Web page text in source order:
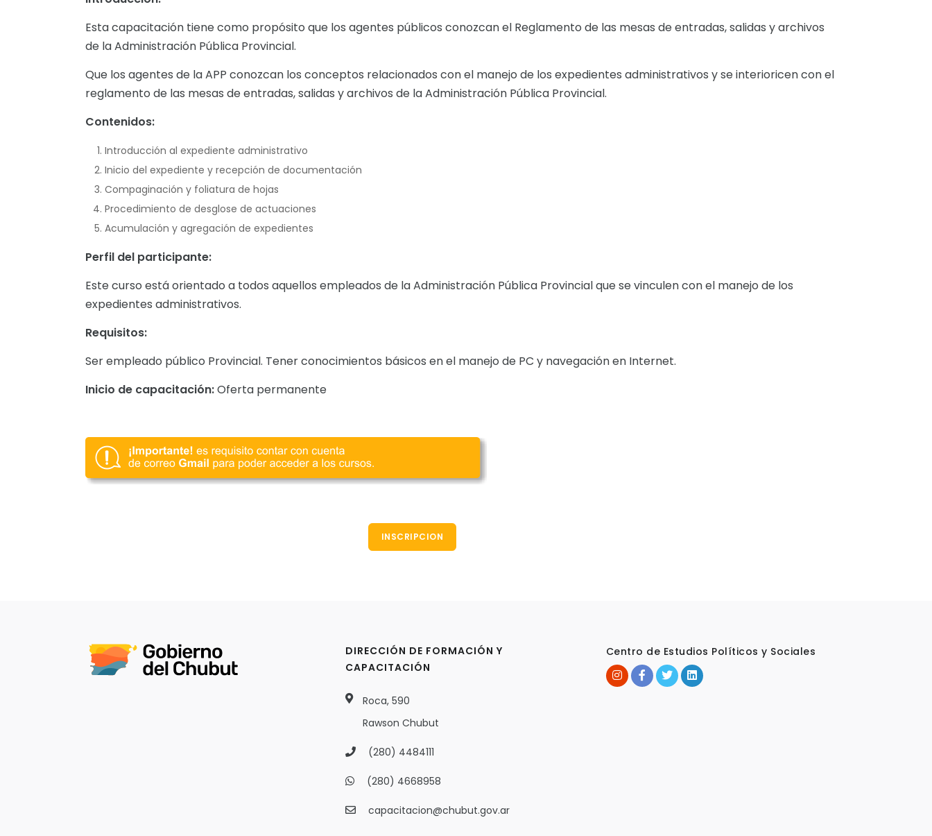
Esta capacitación tiene como propósito que los agentes públicos conozcan el Reglamento de las mesas de entradas, salidas y archivos
de la Administración Pública Provincial.
Que los agentes de la APP conozcan los conceptos relacionados con el manejo de los expedientes administrativos y se interioricen con el
reglamento de las mesas de entradas, salidas y archivos de la Administración Pública Provincial.
Contenidos:
Introducción al expediente administrativo
Inicio del expediente y recepción de documentación
Compaginación y foliatura de hojas
Procedimiento de desglose de actuaciones
Acumulación y agregación de expedientes
Perfil del participante:
Este curso está orientado a todos aquellos empleados de la Administración Pública Provincial que se vinculen con el manejo de los
expedientes administrativos.
Requisitos:
Ser empleado público Provincial. Tener conocimientos básicos en el manejo de PC y navegación en Internet.
Inicio de capacitación:Oferta permanente
INSCRIPCION
DIRECCIÓN DE FORMACIÓN Y
CAPACITACIÓN
Roca, 590
Rawson Chubut
(280) 4484111
(280) 4668958
capacitacion@chubut.gov.ar
Centro de Estudios Políticos y Sociales